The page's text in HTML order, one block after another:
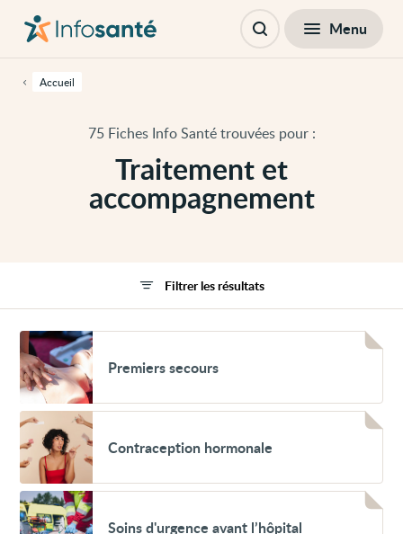
contenu
cette
Traitement et
accompagnement
75 Fiches Info Santé trouvées pour :
Accueil
principale
Ouvrir Menu
Voir
Premiers
secours
Premiers secours
Voir
Contraception
hormonale
Contraception hormonale
Voir
Soins
d'urgence
Soins d'urgence avant l’hôpital
Filtrer les résultats
Filtres Fermer